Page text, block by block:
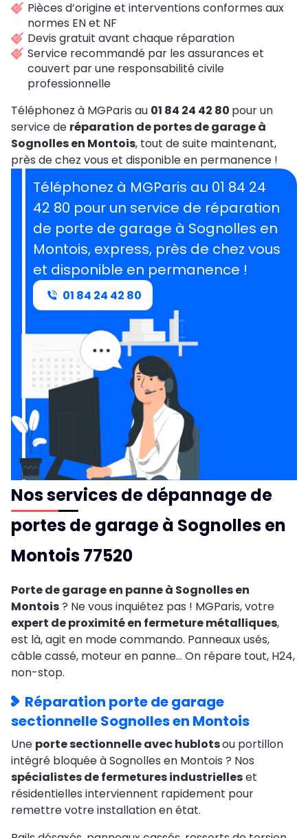
Pièces d’origine et interventions conformes aux
normes EN et NF
Devis gratuit avant chaque réparation
Service recommandé par les assurances et
couvert par une responsabilité civile
professionnelle
Téléphonez à MGParis au 01 84 24 42 80 pour un
service de réparation de portes de garage à
Sognolles en Montois, tout de suite maintenant,
près de chez vous et disponible en permanence !
Téléphonez à MGParis au 01 84 24
42 80 pour un service de réparation
de porte de garage à Sognolles en
Montois, express, près de chez vous
et disponible en permanence !
01 84 24 42 80
Nos services de dépannage de
portes de garage à Sognolles en
Montois 77520
Porte de garage en panne à Sognolles en
Montois? Ne vous inquiétez pas ! MGParis, votre
expert de proximité en fermeture métalliques,
est là, agit en mode commando. Panneaux usés,
câble cassé, moteur en panne… On répare tout, H24,
non-stop.
Réparation porte de garage
sectionnelle Sognolles en Montois
Une porte sectionnelle avec hublotsou portillon
intégré bloquée à Sognolles en Montois ? Nos
spécialistes de fermetures industrielleset
résidentielles interviennent rapidement pour
remettre votre installation en état.